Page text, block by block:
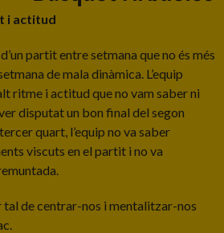
i actitud
partit entre setmana que no és més
de mala dinàmica. L’equip
ritme i actitud que no vam saber ni
disputat un bon final del segon
quart, l’equip no va saber
viscuts en el partit i no va
de centrar-nos i mentalitzar-nos